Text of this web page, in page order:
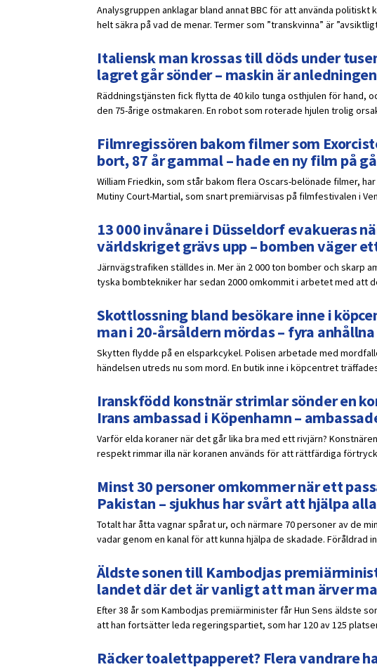
Analysgruppen anklagar bland annat BBC för att använda
helt säkra på vad de menar. Termer som ”transkvinna” är
Italiensk man krossas till döds under
lagret går sönder – maskin är anledningen
Räddningstjänsten fick flytta de 40 kilo tunga osthjulen för hand,
den 75-årige ostmakaren. En robot som roterade hjulen trolig
Filmregissören bakom filmer som
bort, 87 år gammal – hade en ny film på
William Friedkin, som står bakom flera Oscars-belönade filmer,
Mutiny Court-Martial, som snart premiärvisas på filmfestivalen i
13 000 invånare i Düsseldorf evakueras
världskriget grävs upp – bomben väger
Järnvägstrafiken ställdes in. Mer än 2 000 ton bomber och skarp
tyska bombtekniker har sedan 2000 omkommit i arbetet med att
Skottlossning bland besökare inne i
man i 20-årsåldern mördas – fyra anhållna
Skytten flydde på en elsparkcykel. Polisen arbetade med
händelsen utreds nu som mord. En butik inne i köpcentret
Iranskfödd konstnär strimlar sönder en
Irans ambassad i Köpenhamn –
Varför elda koraner när det går lika bra med ett rivjärn?
respekt rimmar illa när koranen används för att rättfärdiga
Minst 30 personer omkommer när ett
Pakistan – sjukhus har svårt att hjälpa
Totalt har åtta vagnar spårat ur, och närmare 70 personer av de
vadar genom en kanal för att kunna hjälpa de skadade. Föråldrad
Äldste sonen till Kambodjas
landet där det är vanligt att man ärver
Efter 38 år som Kambodjas premiärminister får Hun Sens äldste
att han fortsätter leda regeringspartiet, som har 120 av 125
Räcker toalettpapperet? Flera vandrare